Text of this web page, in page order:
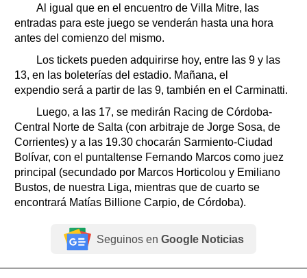
Al igual que en el encuentro de Villa Mitre, las
entradas para este juego se venderán hasta una hora
antes del comienzo del mismo.
Los tickets pueden adquirirse hoy, entre las 9 y las
13, en las boleterías del estadio. Mañana, el
expendio será a partir de las 9, también en el Carminatti.
Luego, a las 17, se medirán Racing de Córdoba-
Central Norte de Salta (con arbitraje de Jorge Sosa, de
Corrientes) y a las 19.30 chocarán Sarmiento-Ciudad
Bolívar, con el puntaltense Fernando Marcos como juez
principal (secundado por Marcos Horticolou y Emiliano
Bustos, de nuestra Liga, mientras que de cuarto se
encontrará Matías Billione Carpio, de Córdoba).
Seguinos en Google Noticias